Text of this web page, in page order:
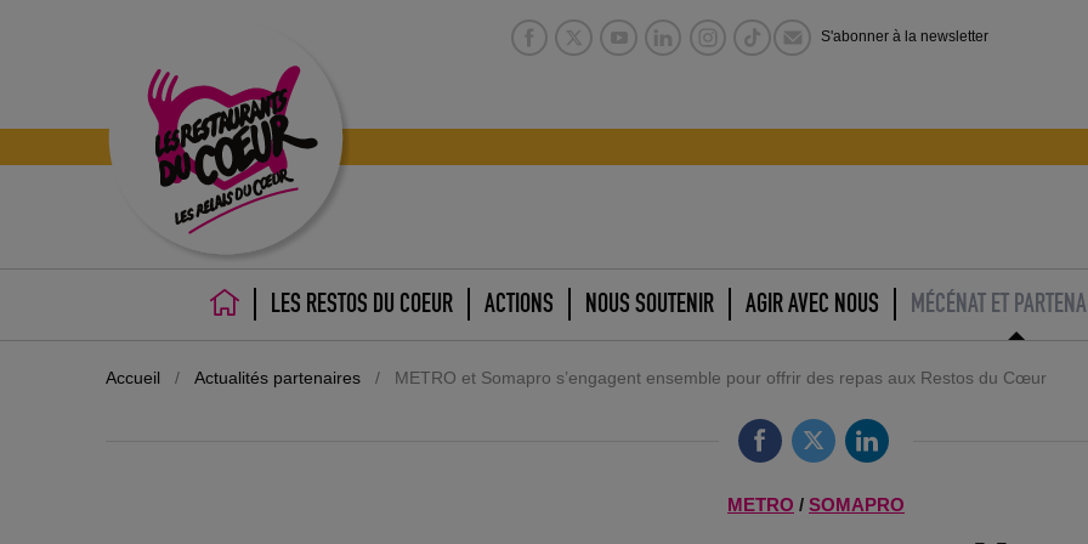
S'abonner à la newsletter
ACCUEILLES RESTOS DU COEUR ACTIONS NOUS SOUTENIR AGIR AVEC NOUS MÉCÉNAT ET
Accueil / Actualités partenaires / METRO et Somapro s’engagent ensemble pour offrir des repas aux Restos du Cœur
METRO / SOMAPRO